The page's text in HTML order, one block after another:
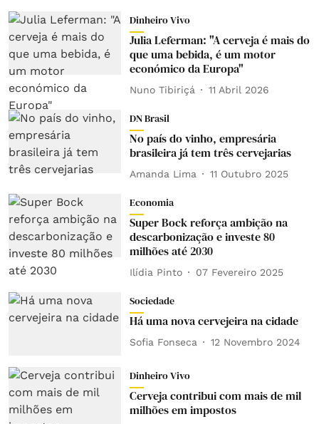
Dinheiro Vivo
Julia Leferman: "A cerveja é mais do
que uma bebida, é um motor
económico da Europa"
Nuno Tibiriçá 11 Abril 2026
DN Brasil
No país do vinho, empresária
brasileira já tem três cervejarias
Amanda Lima 11 Outubro 2025
Economia
Super Bock reforça ambição na
descarbonização e investe 80
milhões até 2030
Ilídia Pinto 07 Fevereiro 2025
Sociedade
Há uma nova cervejeira na cidade
Sofia Fonseca 12 Novembro 2024
Dinheiro Vivo
Cerveja contribui com mais de mil
milhões em impostos